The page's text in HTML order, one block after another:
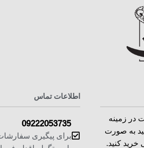
به فعالیت در زمینه
به صورت
خرید کنید.
اطلاعات تماس
09222053735
برای پیگیری